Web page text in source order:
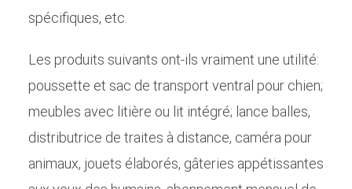
spécifiques, etc.
Les produits suivants ont-ils vraiment une utilité:
poussette et sac de transport ventral pour chien;
meubles avec litière ou lit intégré; lance balles,
distributrice de traites à distance, caméra pour
animaux, jouets élaborés, gâteries appétissantes